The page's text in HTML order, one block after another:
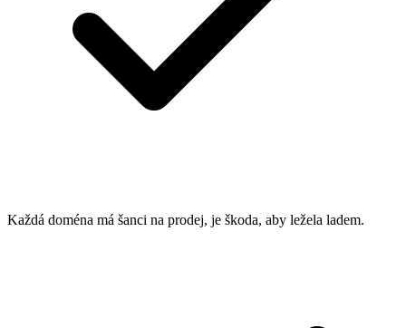
Každá doména má šanci na prodej, je škoda, aby ležela ladem.